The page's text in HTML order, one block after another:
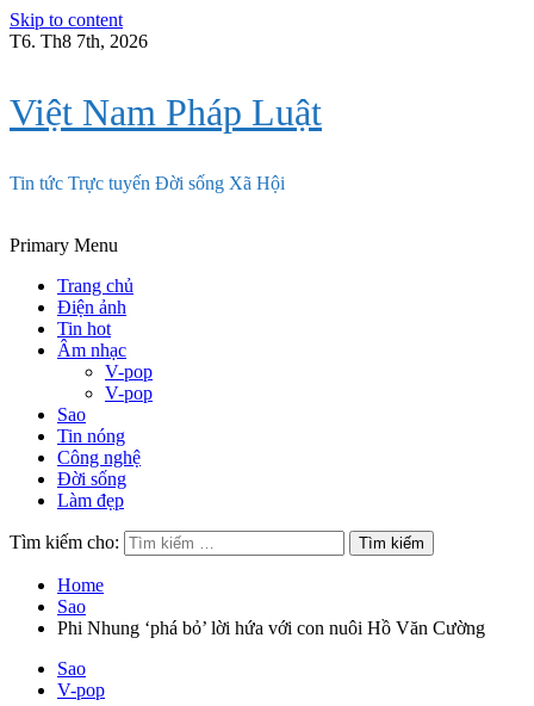
Skip to content
T6. Th8 7th, 2026
Việt Nam Pháp Luật
Tin tức Trực tuyến Đời sống Xã Hội
Primary Menu
Trang chủ
Điện ảnh
Tin hot
Âm nhạc
V-pop
V-pop
Sao
Tin nóng
Công nghệ
Đời sống
Làm đẹp
Tìm kiếm cho:
Home
Sao
Phi Nhung ‘phá bỏ’ lời hứa với con nuôi Hồ Văn Cường
Sao
V-pop